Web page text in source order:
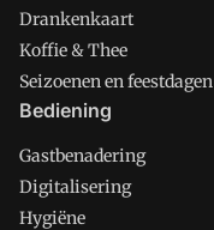
Drankenkaart
Koffie & Thee
Seizoenen en feestdagen
Bediening
Gastbenadering
Digitalisering
Hygiëne